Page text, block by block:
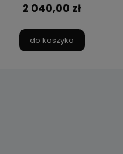
2 040,00 zł
do koszyka